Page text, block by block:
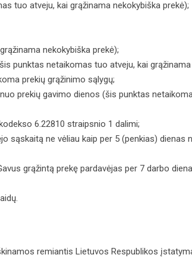
tuo atveju, kai grąžinama nekokybiška prekė);
nekokybiška prekė);
punktas netaikomas tuo atveju, kai
prekių grąžinimo sąlygų;
prekių gavimo dienos (šis punktas
6.22810 straipsnio 1 dalimi;
sąskaitą ne vėliau kaip per 5 (penkias)
grąžintą prekę pardavėjas per 7 darbo
remiantis Lietuvos Respublikos